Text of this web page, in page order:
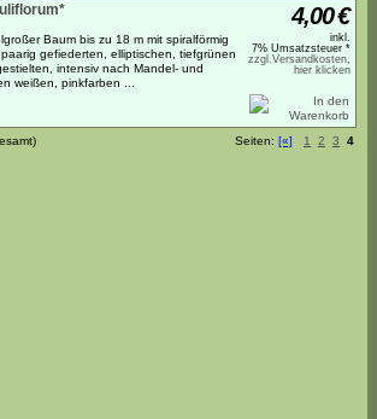
Baum bis zu 18 m mit spiralförmig
gefiederten, elliptischen, tiefgrünen
intensiv nach Mandel- und
weißen, pinkfarben ...
4,00€
inkl.
7% Umsatzsteuer *
zzgl.Versandkosten,
hier klicken
Seiten: [«] 1 2 3 4